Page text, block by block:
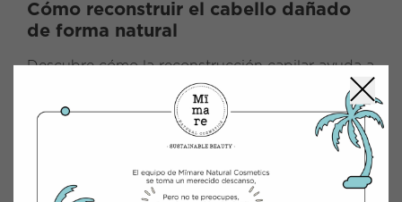
Cómo reconstruir el cabello dañado
de forma natural
Descubre cómo la reconstrucción capilar ayuda a
reparar el cabello dañado y devolverle fuerza y
vitalidad. Con productos naturales y proteínas,
restaura la salud capilar desde la raíz.